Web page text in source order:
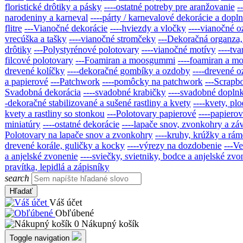
floristické drôtiky a pásky ----ostatné potreby pre aranžovanie
narodeniny a karneval ----párty / karnevalové dekorácie a
flitre ---Vianočné dekorácie ----hviezdy a vločky ----vianočné
vrecúška a tašky ----vianočné stromčeky ---Dekoračná
drôtiky ---Polystyrénové polotovary ----vianočné motívy ----
filcové polotovary ---Foamiran a moosgummi ----foamiran a
drevené kolíčky ----dekoračné gombíky a ozdoby ----drevené
a papierové ---Patchwork ----pomôcky na patchwork ---
Svadobná dekorácia ----svadobné krabičky ----svadobné
-dekoračné stabilizované a sušené rastliny a kvety ----kvety,
kvety a rastliny so stonkou ---Polotovary papierové ----
miniatúry ----ostatné dekorácie ----lapače snov, zvonkohry a
Polotovary na lapače snov a zvonkohry ----kruhy, krúžky a
drevené korále, guličky a kocky ----výrezy na dozdobenie ---
a anjelské zvonenie ----sviečky, svietniky, bodce a anjelské
pravítka, lepidlá a zápisníky
search
Hľadať
Váš účet
Obľúbené
0 Nákupný košík
Toggle navigation